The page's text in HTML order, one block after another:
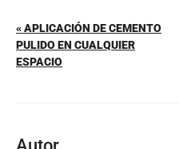
« APLICACIÓN DE CEMENTO
PULIDO EN CUALQUIER
ESPACIO